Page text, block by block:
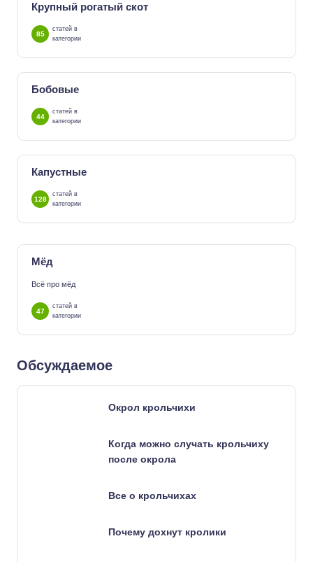
Крупный рогатый скот
85
статей в
категории
Бобовые
44
статей в
категории
Капустные
128
статей в
категории
Мёд
Всё про мёд
47
статей в
категории
Обсуждаемое
Окрол крольчихи
Когда можно случать крольчиху
после окрола
Все о крольчихах
Почему дохнут кролики